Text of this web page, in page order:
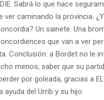
Sabrá lo que hace
ver caminando la provincia.
Un sainete. Una
que van a ver
Conclusión: a Bordet no le
menos, saber que su
por goleada, gracias a
ayuda del Urrib y su hijo.